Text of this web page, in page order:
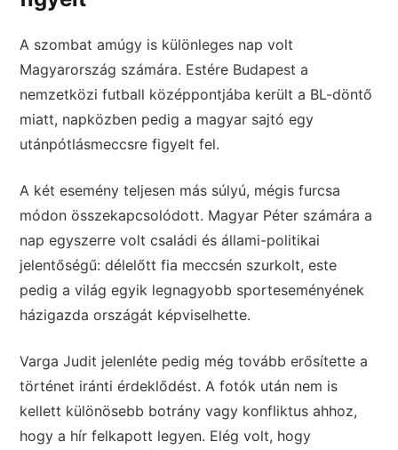
A szombat amúgy is különleges nap volt
Magyarország számára. Estére Budapest a
nemzetközi futball középpontjába került a BL-döntő
miatt, napközben pedig a magyar sajtó egy
utánpótlásmeccsre figyelt fel.
A két esemény teljesen más súlyú, mégis furcsa
módon összekapcsolódott. Magyar Péter számára a
nap egyszerre volt családi és állami-politikai
jelentőségű: délelőtt fia meccsén szurkolt, este
pedig a világ egyik legnagyobb sporteseményének
házigazda országát képviselhette.
Varga Judit jelenléte pedig még tovább erősítette a
történet iránti érdeklődést. A fotók után nem is
kellett különösebb botrány vagy konfliktus ahhoz,
hogy a hír felkapott legyen. Elég volt, hogy